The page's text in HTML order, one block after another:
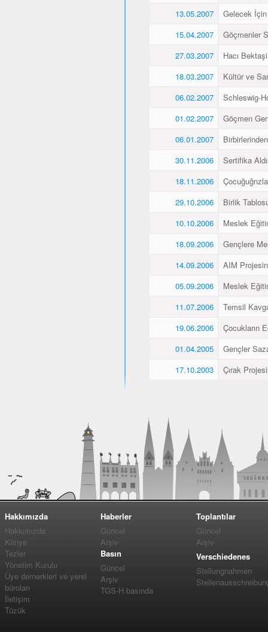
13.05.2007
Gelecek
15.04.2007
Göçmenler
27.03.2007
Hacı
18.03.2007
Kültür ve
06.02.2007
Schleswig-
01.02.2007
Göçmen
06.01.2007
30.11.2006
Sertifika
18.11.2006
29.10.2006
Birlik
10.10.2006
Meslek
18.09.2006
Gençlere
14.09.2006
AIM
05.09.2006
Meslek
11.07.2006
Temsil
19.06.2006
Çocukların
01.04.2005
Gençler
17.10.2003
Çırak
Hakkımızda
Hakkımızda
Künye
Tezler
Yönetim Kurulu
Üye dernerkleri ve yerel
büroları
İletişim
Tüzük
Haberler
Güncel
Arşiv
Basın
Güncel
Arşiv
TGS-H basında
Toplantılar
Güncel
Arşiv
Verschiedenes
Stellungnahmen